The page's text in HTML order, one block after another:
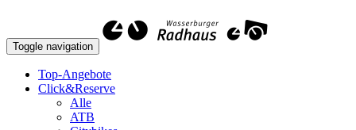
Toggle navigation
Top-Angebote
Click&Reserve
Alle
ATB